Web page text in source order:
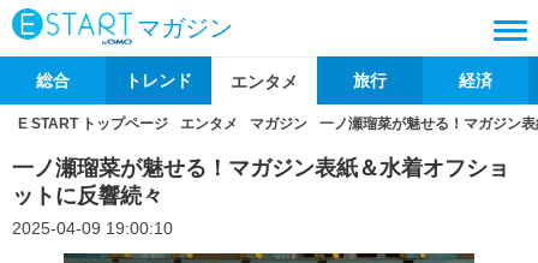
マガジン
総合 トレンド エンタメ 旅行 経済
E START トップページ エンタメ マガジン 一ノ瀬瑠菜が魅せる！マガジン
一ノ瀬瑠菜が魅せる！マガジン表紙＆水着オフショ
ットに反響続々
2025-04-09 19:00:10